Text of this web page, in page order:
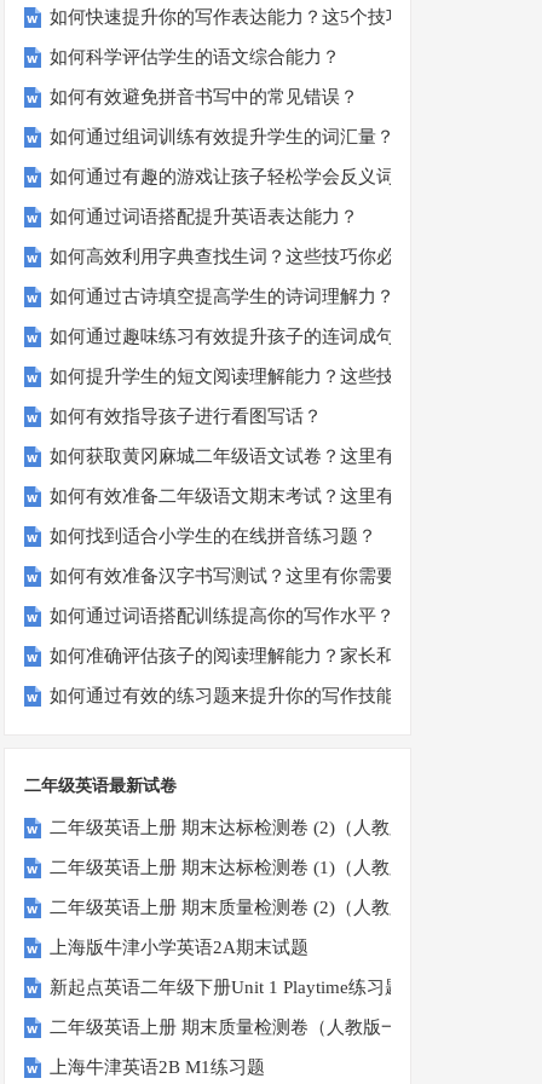
如何快速提升你的写作表达能力？这5个技巧让你的文章更加
如何科学评估学生的语文综合能力？
如何有效避免拼音书写中的常见错误？
如何通过组词训练有效提升学生的词汇量？
如何通过有趣的游戏让孩子轻松学会反义词？
如何通过词语搭配提升英语表达能力？
如何高效利用字典查找生词？这些技巧你必须知道！
如何通过古诗填空提高学生的诗词理解力？
如何通过趣味练习有效提升孩子的连词成句能力？
如何提升学生的短文阅读理解能力？这些技巧你一定要知道！
如何有效指导孩子进行看图写话？
如何获取黄冈麻城二年级语文试卷？这里有你需要的答案！
如何有效准备二年级语文期末考试？这里有份模拟试题等你
如何找到适合小学生的在线拼音练习题？
如何有效准备汉字书写测试？这里有你需要知道的一切
如何通过词语搭配训练提高你的写作水平？
如何准确评估孩子的阅读理解能力？家长和教师必看！
如何通过有效的练习题来提升你的写作技能？
二年级英语最新试卷
二年级英语上册 期末达标检测卷 (2)（人教版一起点）
二年级英语上册 期末达标检测卷 (1)（人教版一起点）
二年级英语上册 期末质量检测卷 (2)（人教版一起点）
上海版牛津小学英语2A期末试题
新起点英语二年级下册Unit 1 Playtime练习题
二年级英语上册 期末质量检测卷（人教版一起点）
上海牛津英语2B M1练习题